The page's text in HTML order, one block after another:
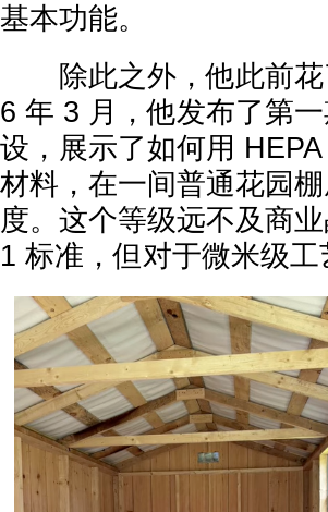
基本功能。
除此之外，他此前花
6 年 3 月，他发布了第
设，展示了如何用
材料，在一间普通花园
度。这个等级远不及商
1 标准，但对于微米级